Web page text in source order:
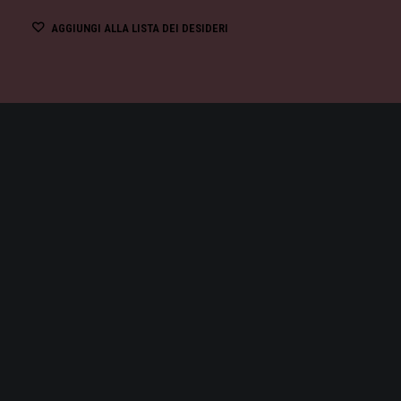
AGGIUNGI ALLA LISTA DEI DESIDERI